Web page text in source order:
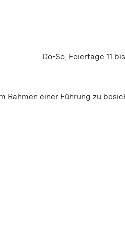
Do-So, Feiertage 11 bis
Rahmen einer Führung zu